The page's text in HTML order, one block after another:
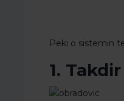
Peki o sistemin
1.